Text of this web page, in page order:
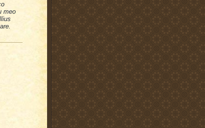
meo